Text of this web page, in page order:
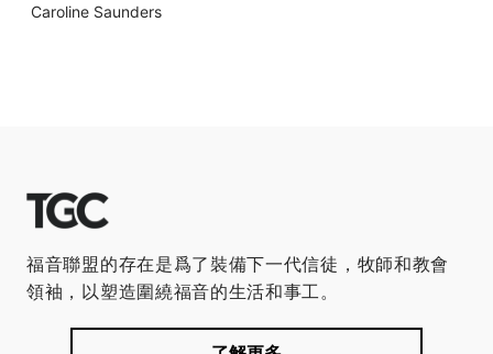
Caroline Saunders
福音聯盟的存在是爲了裝備下一代信徒，牧師和教會
領袖，以塑造圍繞福音的生活和事工。